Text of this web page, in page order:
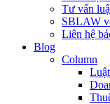
Tư vấn
SBLAW
Liên hệ
Blog
Column